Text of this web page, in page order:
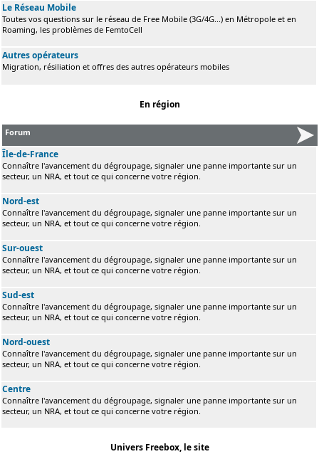
Le Réseau Mobile
Toutes vos questions sur le réseau de Free Mobile (3G/4G...) en Métropole et en
Roaming, les problèmes de FemtoCell
Autres opérateurs
Migration, résiliation et offres des autres opérateurs mobiles
En région
Forum
Île-de-France
Connaître l'avancement du dégroupage, signaler une panne importante sur un
secteur, un NRA, et tout ce qui concerne votre région.
Nord-est
Connaître l'avancement du dégroupage, signaler une panne importante sur un
secteur, un NRA, et tout ce qui concerne votre région.
Sur-ouest
Connaître l'avancement du dégroupage, signaler une panne importante sur un
secteur, un NRA, et tout ce qui concerne votre région.
Sud-est
Connaître l'avancement du dégroupage, signaler une panne importante sur un
secteur, un NRA, et tout ce qui concerne votre région.
Nord-ouest
Connaître l'avancement du dégroupage, signaler une panne importante sur un
secteur, un NRA, et tout ce qui concerne votre région.
Centre
Connaître l'avancement du dégroupage, signaler une panne importante sur un
secteur, un NRA, et tout ce qui concerne votre région.
Univers Freebox, le site